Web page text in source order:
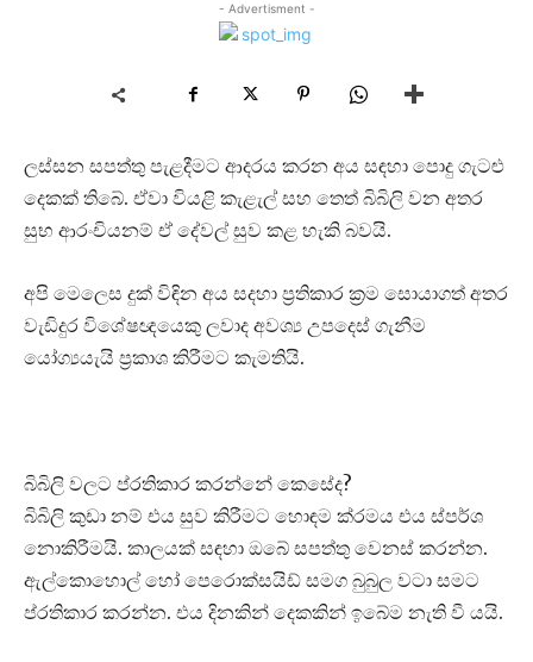
- Advertisment -
ලස්සන සපත්තු පැළදීමට ආදරය කරන අය සඳහා පොදු ගැටළු
දෙකක් තිබේ. ඒවා වියළි කැළැල් සහ තෙත් බිබිලි වන අතර
සුභ ආරංචියනම් ඒ දේවල් සුව කළ හැකි බවයි.
අපි මෙලෙස දුක් විඳින අය සදහා ප්‍රතිකාර ක්‍රම සොයාගත් අතර
වැඩිදුර විශේෂඥයෙකු ලවාද අවශ්‍ය උපදෙස් ගැනීම
යෝග්‍යයැයි ප්‍රකාශ කිරීමට කැමතියි.
බිබිලි වලට ප්රතිකාර කරන්නේ කෙසේද?
බිබිලි කුඩා නම් එය සුව කිරීමට හොඳම ක්රමය එය ස්පර්ශ
නොකිරීමයි. කාලයක් සඳහා ඔබේ සපත්තු වෙනස් කරන්න.
ඇල්කොහොල් හෝ පෙරොක්සයිඩ් සමග බුබුල වටා සමට
ප්රතිකාර කරන්න. එය දිනකින් දෙකකින් ඉබේම නැති වී යයි.